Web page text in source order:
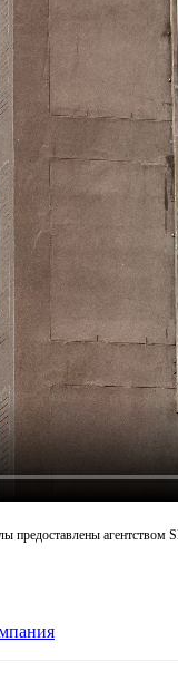
предоставлены агентством